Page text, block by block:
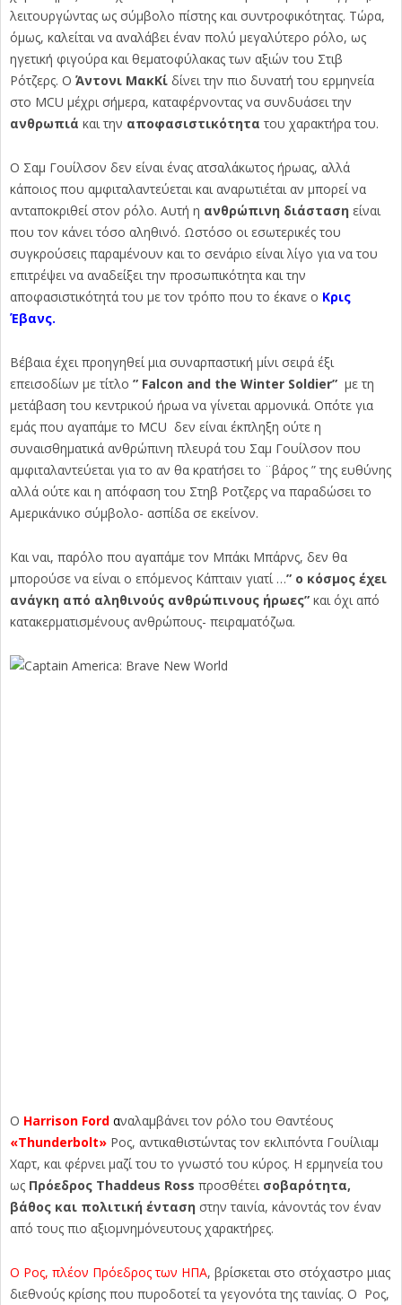
λειτουργώντας ως σύμβολο πίστης και συντροφικότητας. Τώρα,
όμως, καλείται να αναλάβει έναν πολύ μεγαλύτερο ρόλο, ως
ηγετική φιγούρα και θεματοφύλακας των αξιών του Στιβ
Ρότζερς. Ο Άντονι ΜακΚί δίνει την πιο δυνατή του ερμηνεία
στο MCU μέχρι σήμερα, καταφέρνοντας να συνδυάσει την
ανθρωπιά και την αποφασιστικότητα του χαρακτήρα του.
Ο Σαμ Γουίλσον δεν είναι ένας ατσαλάκωτος ήρωας, αλλά
κάποιος που αμφιταλαντεύεται και αναρωτιέται αν μπορεί να
ανταποκριθεί στον ρόλο. Αυτή η ανθρώπινη διάσταση είναι
που τον κάνει τόσο αληθινό. Ωστόσο οι εσωτερικές του
συγκρούσεις παραμένουν και το σενάριο είναι λίγο για να του
επιτρέψει να αναδείξει την προσωπικότητα και την
αποφασιστικότητά του με τον τρόπο που το έκανε ο Κρις
Έβανς.
Βέβαια έχει προηγηθεί μια συναρπαστική μίνι σειρά έξι
επεισοδίων με τίτλο ” Falcon and the Winter Soldier” με τη
μετάβαση του κεντρικού ήρωα να γίνεται αρμονικά. Οπότε για
εμάς που αγαπάμε το MCU δεν είναι έκπληξη ούτε η
συναισθηματικά ανθρώπινη πλευρά του Σαμ Γουίλσον που
αμφιταλαντεύεται για το αν θα κρατήσει το ¨βάρος ” της ευθύνης
αλλά ούτε και η απόφαση του Στηβ Ροτζερς να παραδώσει το
Αμερικάνικο σύμβολο- ασπίδα σε εκείνον.
Και ναι, παρόλο που αγαπάμε τον Μπάκι Μπάρνς, δεν θα
μπορούσε να είναι ο επόμενος Κάπταιν γιατί …” ο κόσμος έχει
ανάγκη από αληθινούς ανθρώπινους ήρωες” και όχι από
κατακερματισμένους ανθρώπους- πειραματόζωα.
Ο Harrison Ford αναλαμβάνει τον ρόλο του Θαντέους
«Thunderbolt» Ρος, αντικαθιστώντας τον εκλιπόντα Γουίλιαμ
Χαρτ, και φέρνει μαζί του το γνωστό του κύρος. Η ερμηνεία του
ως Πρόεδρος Thaddeus Ross προσθέτει σοβαρότητα,
βάθος και πολιτική ένταση στην ταινία, κάνοντάς τον έναν
από τους πιο αξιομνημόνευτους χαρακτήρες.
Ο Ρος, πλέον Πρόεδρος των ΗΠΑ, βρίσκεται στο στόχαστρο μιας
διεθνούς κρίσης που πυροδοτεί τα γεγονότα της ταινίας. Ο Ρος,